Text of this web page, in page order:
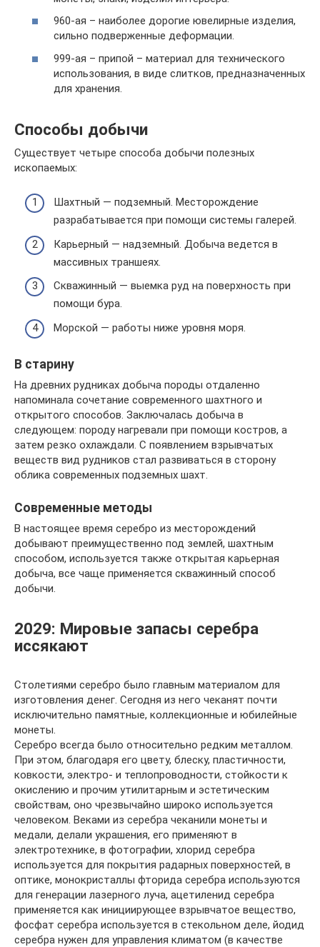
960-ая – наиболее дорогие ювелирные изделия,
сильно подверженные деформации.
999-ая – припой – материал для технического
использования, в виде слитков, предназначенных
для хранения.
Способы добычи
Существует четыре способа добычи полезных
ископаемых:
Шахтный — подземный. Месторождение
разрабатывается при помощи системы галерей.
Карьерный — надземный. Добыча ведется в
массивных траншеях.
Скважинный — выемка руд на поверхность при
помощи бура.
Морской — работы ниже уровня моря.
В старину
На древних рудниках добыча породы отдаленно
напоминала сочетание современного шахтного и
открытого способов. Заключалась добыча в
следующем: породу нагревали при помощи костров, а
затем резко охлаждали. С появлением взрывчатых
веществ вид рудников стал развиваться в сторону
облика современных подземных шахт.
Современные методы
В настоящее время серебро из месторождений
добывают преимущественно под землей, шахтным
способом, используется также открытая карьерная
добыча, все чаще применяется скважинный способ
добычи.
2029: Мировые запасы серебра
иссякают
Столетиями серебро было главным материалом для
изготовления денег. Сегодня из него чеканят почти
исключительно памятные, коллекционные и юбилейные
монеты.
Серебро всегда было относительно редким металлом.
При этом, благодаря его цвету, блеску, пластичности,
ковкости, электро- и теплопроводности, стойкости к
окислению и прочим утилитарным и эстетическим
свойствам, оно чрезвычайно широко используется
человеком. Веками из серебра чеканили монеты и
медали, делали украшения, его применяют в
электротехнике, в фотографии, хлорид серебра
используется для покрытия радарных поверхностей, в
оптике, монокристаллы фторида серебра используются
для генерации лазерного луча, ацетиленид серебра
применяется как инициирующее взрывчатое вещество,
фосфат серебра используется в стекольном деле, йодид
серебра нужен для управления климатом (в качестве